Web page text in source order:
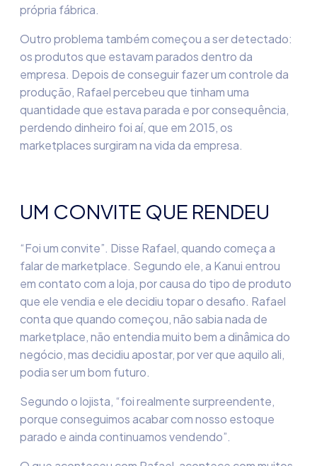
própria fábrica.
Outro problema também começou a ser detectado:
os produtos que estavam parados dentro da
empresa. Depois de conseguir fazer um controle da
produção, Rafael percebeu que tinham uma
quantidade que estava parada e porconsequência,
perdendo dinheiro foi aí, que em 2015, os
marketplacessurgiram na vida da empresa.
UM CONVITE QUE RENDEU
“Foi um convite”. Disse Rafael, quando começa a
falar demarketplace. Segundo ele, a Kanui entrou
em contato com a loja, por causa do tipo de produto
que ele vendia e ele decidiu topar o desafio. Rafael
conta que quando começou, não sabia nada de
marketplace, não entendia muito bem a dinâmica do
negócio, mas decidiu apostar, por ver que aquilo ali,
podia ser um bom futuro.
Segundo o lojista, “foi realmente surpreendente,
porque conseguimos acabar com nosso estoque
parado e ainda continuamos vendendo”.